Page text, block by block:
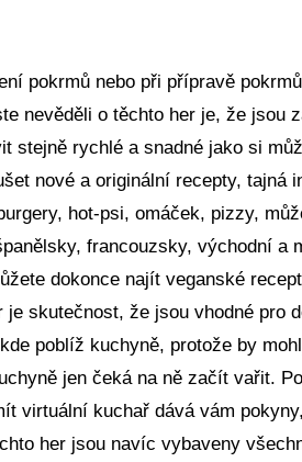
pokrmů nebo při přípravě
nevěděli o těchto her je, že jsou
stejně rychlé a snadné jako si
nové a originální recepty, tajná
hot-psi, omáček, pizzy,
francouzsky, východní a
dokonce najít veganské
skutečnost, že jsou vhodné pro
poblíž kuchyně, protože by
jen čeká na ně začít vařit.
virtuální kuchař dává vám
her jsou navíc vybaveny